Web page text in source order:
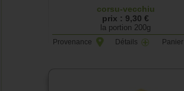
corsu-vecchiu
prix : 9,30 €
la portion 200g
Provenance Détails Panier